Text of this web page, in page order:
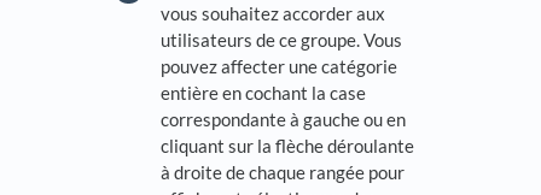
vous souhaitez accorder aux
utilisateurs de ce groupe. Vous
pouvez affecter une catégorie
entière en cochant la case
correspondante à gauche ou en
cliquant sur la flèche déroulante
à droite de chaque rangée pour